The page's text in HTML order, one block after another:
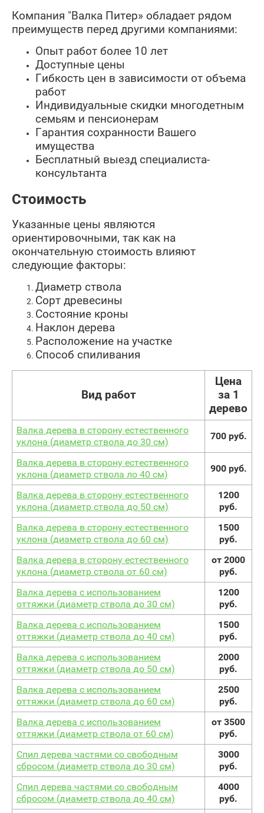
Компания "Валка Питер» обладает рядом
преимуществ перед другими компаниями:
Опыт работ более 10 лет
Доступные цены
Гибкость цен в зависимости от объема
работ
Индивидуальные скидки многодетным
семьям и пенсионерам
Гарантия сохранности Вашего
имущества
Бесплатный выезд специалиста-
консультанта
Стоимость
Указанные цены являются
ориентировочными, так как на
окончательную стоимость влияют
следующие факторы:
Диаметр ствола
Сорт древесины
Состояние кроны
Наклон дерева
Расположение на участке
Способ спиливания
Вид работ
Цена
за 1
дерево
Валка дерева в сторону естественного
уклона (диаметр ствола до 30 см)
700 руб.
Валка дерева в сторону естественного
уклона (диаметр ствола ло 40 см)
900 руб.
Валка дерева в сторону естественного
уклона (диаметр ствола до 50 см)
1200
руб.
Валка дерева в сторону естественного
уклона (диаметр ствола до 60 см)
1500
руб.
Валка дерева в сторону естественного
уклона (диаметр ствола от 60 см)
от 2000
руб.
Валка дерева с использованием
оттяжки (диаметр ствола до 30 см)
1200
руб.
Валка дерева с использованием
оттяжки (диаметр ствола до 40 см)
1500
руб.
Валка дерева с использованием
оттяжки (диаметр ствола до 50 см)
2000
руб.
Валка дерева с использованием
оттяжки (диаметр ствола до 60 см)
2500
руб.
Валка дерева с использованием
оттяжки (диаметр ствола от 60 см)
от 3500
руб.
Спил дерева частями со свободным
сбросом (диаметр ствола до 30 см)
3000
руб.
Спил дерева частями со свободным
сбросом (диаметр ствола до 40 см)
4000
руб.